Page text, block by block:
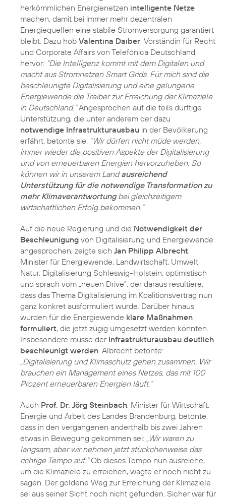
herkömmlichen Energienetzen intelligente Netze
machen, damit bei immer mehr dezentralen
Energiequellen eine stabile Stromversorgung garantiert
bleibt. Dazu hob Valentina Daiber, Vorständin für Recht
und Corporate Affairs von Telefónica Deutschland,
hervor: “Die Intelligenz kommt mit dem Digitalen und
macht aus Stromnetzen Smart Grids. Für mich sind die
beschleunigte Digitalisierung und eine gelungene
Energiewende die Treiber zur Erreichung der Klimaziele
in Deutschland.”Angesprochen auf die teils dürftige
Unterstützung, die unter anderem der dazu
notwendige Infrastrukturausbau in der Bevölkerung
erfährt, betonte sie: “Wir dürfen nicht müde werden,
immer wieder die positiven Aspekte der Digitalisierung
und von erneuerbaren Energien hervorzuheben. So
können wir in unserem Landausreichend
Unterstützung für die notwendige Transformation zu
mehr Klimaverantwortungbei gleichzeitigem
wirtschaftlichen Erfolg bekommen.“
Auf die neue Regierung und die Notwendigkeit der
Beschleunigung von Digitalisierung und Energiewende
angesprochen, zeigte sich Jan Philipp Albrecht,
Minister für Energiewende, Landwirtschaft, Umwelt,
Natur, Digitalisierung Schleswig-Holstein, optimistisch
und sprach vom „neuen Drive“, der daraus resultiere,
dass das Thema Digitalisierung im Koalitionsvertrag nun
ganz konkret ausformuliert wurde. Darüber hinaus
wurden für die Energiewende klare Maßnahmen
formuliert, die jetzt zügig umgesetzt werden könnten.
Insbesondere müsse der Infrastrukturausbau deutlich
beschleunigt werden. Albrecht betonte:
„Digitalisierung und Klimaschutz gehen zusammen. Wir
brauchen ein Management eines Netzes, das mit 100
Prozent erneuerbaren Energien läuft.“
Auch Prof. Dr. Jörg Steinbach, Minister für Wirtschaft,
Energie und Arbeit des Landes Brandenburg, betonte,
dass in den vergangenen anderthalb bis zwei Jahren
etwas in Bewegung gekommen sei: „Wir waren zu
langsam, aber wir nehmen jetzt stückchenweise das
richtige Tempo auf.“Ob dieses Tempo nun ausreiche,
um die Klimaziele zu erreichen, wagte er noch nicht zu
sagen. Der goldene Weg zur Erreichung der Klimaziele
sei aus seiner Sicht noch nicht gefunden. Sicher war für